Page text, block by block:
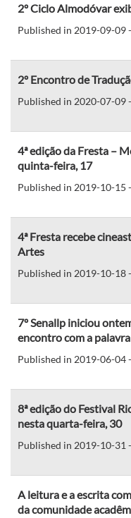
2º Ciclo Almodóvar
Published in 2019-09-09
2º Encontro de
Published in 2020-07-
4ª edição da Fresta –
quinta-feira, 17
Published in 2019-10-
4ª Fresta recebe
Artes
Published in 2019-10-
7º Senallp iniciou
encontro com a
Published in 2019-06-04
8ª edição do Festival
nesta quarta-feira, 30
Published in 2019-10-
A leitura e a escrita
da comunidade